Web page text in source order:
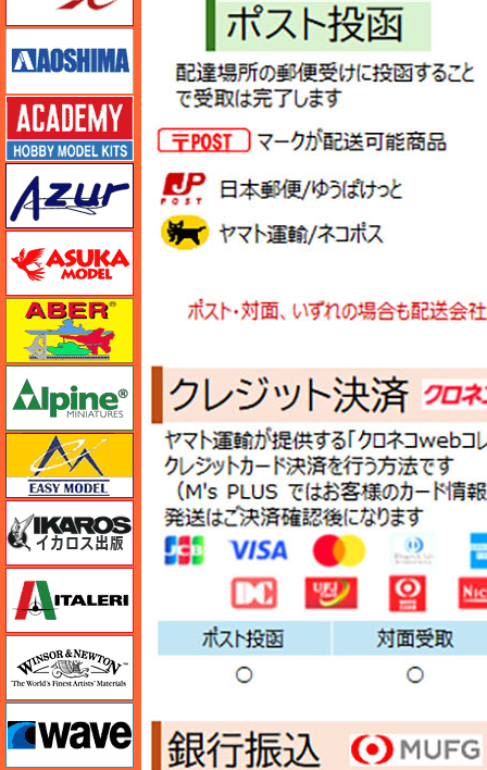
アカデミー
アズール
アスカモデル
アルパイン
イージーモデル
イカロス出版
ウインザー＆ニュートン